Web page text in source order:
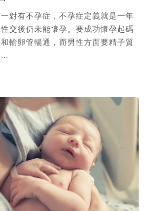
對有不孕症，不孕症定義就是一年
交後仍未能懷孕。要成功懷孕起碼
輸卵管暢通，而男性方面要精子質